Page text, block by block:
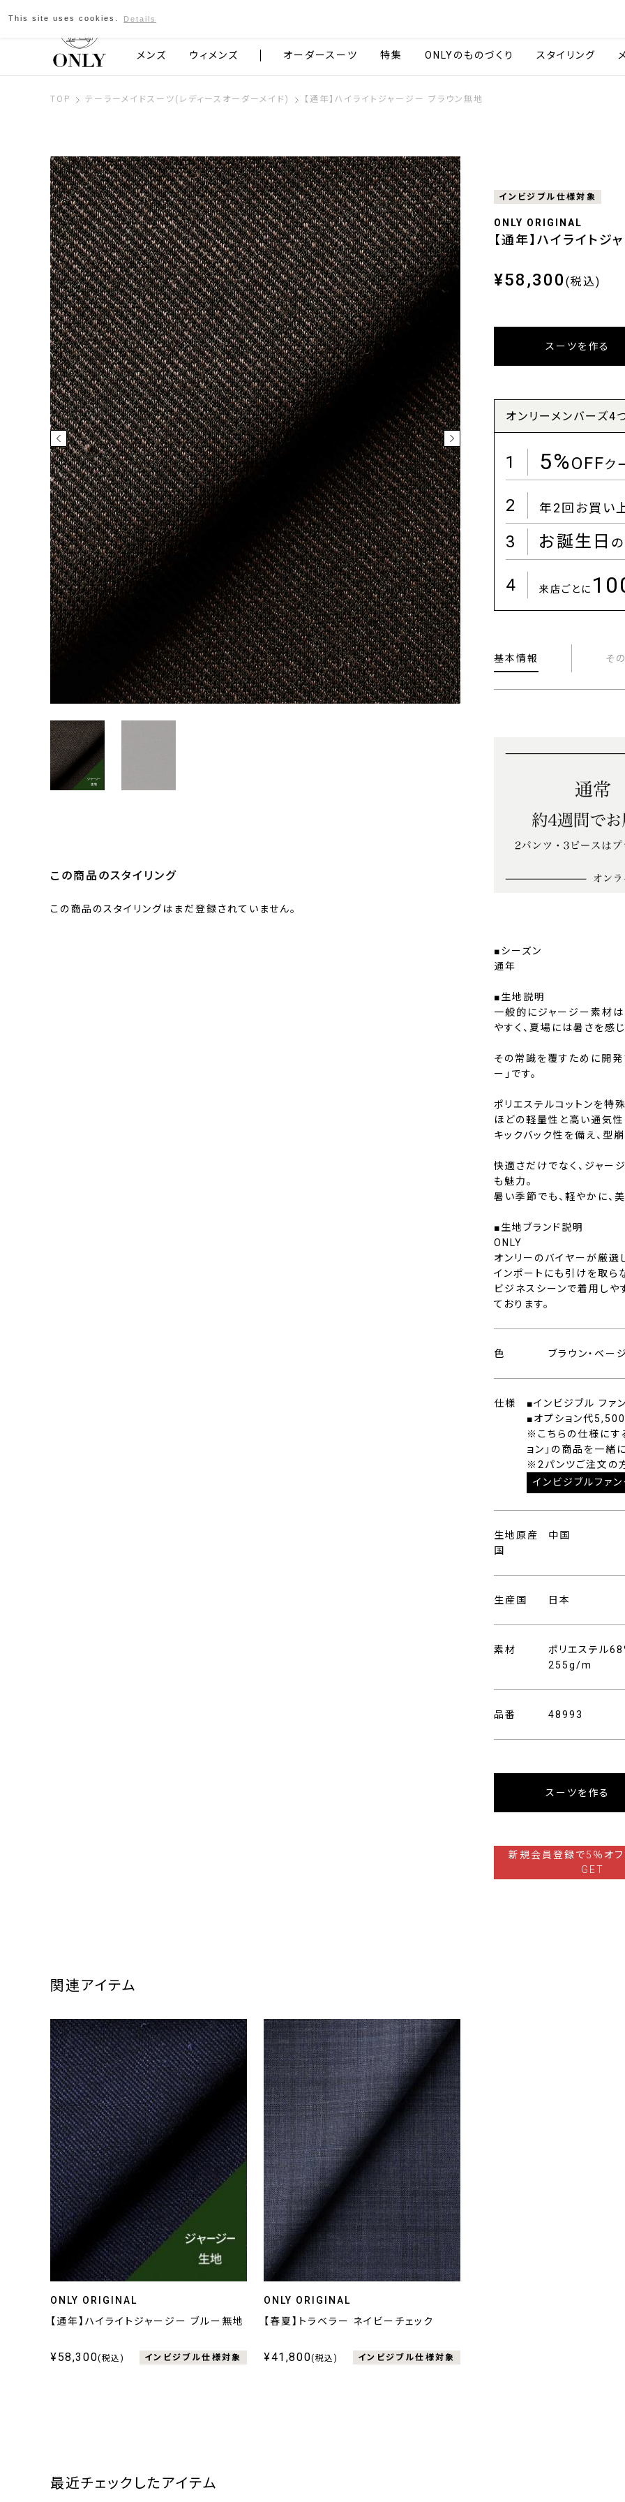
京都発のスーツブランド ONLY
メンズ ウィメンズ オーダースーツ 特集 ONLYのものづくり スタイリング
TOP テーラーメイドスーツ(レディースオーダーメイド) 【通年】ハイライトジャージー ブラウン無地
インビジブル仕様対象
ONLY ORIGINAL
【通年】ハイライト
¥58,300 (税込)
スーツを作る
オンリーメンバーズ4
1 5%OFFク
2 年2回お買い
3 お誕生日
4 来店ごとに
基本情報 そ
■シーズン
通年
■生地説明
一般的にジャージー素材
やすく、夏場には暑さを感
その常識を覆すために開発
ー」です。
ポリエステルコットンを特
ほどの軽量性と高い通気性
キックバック性を備え、型
快適さだけでなく、ジャ
も魅力。
暑い季節でも、軽やかに、
■生地ブランド説明
ONLY
オンリーのバイヤーが厳選
インポートにも引けを取ら
ビジネスシーンで着用しや
ております。
色 ブラウン・ベー
仕様
■インビジブル ファ
■オプション代
※こちらの仕様にす
ョン」の商品を一緒
※2パンツご注文の
インビジブルファ
生地原産
国
中国
生産国 日本
素材
ポリエステル
255g/m
品番 48993
スーツを作る
新規会員登録で5％オ
GET
この商品のスタイリング
この商品のスタイリングはまだ登録されていません。
関連アイテム
ONLY ORIGINAL
【通年】ハイライトジャージー ブルー無地
¥58,300(税込) インビジブル仕様対象
ONLY ORIGINAL
【春夏】トラベラー ネイビーチェック
¥41,800(税込) インビジブル仕様対象
最近チェックしたアイテム
This site uses cookies. Details